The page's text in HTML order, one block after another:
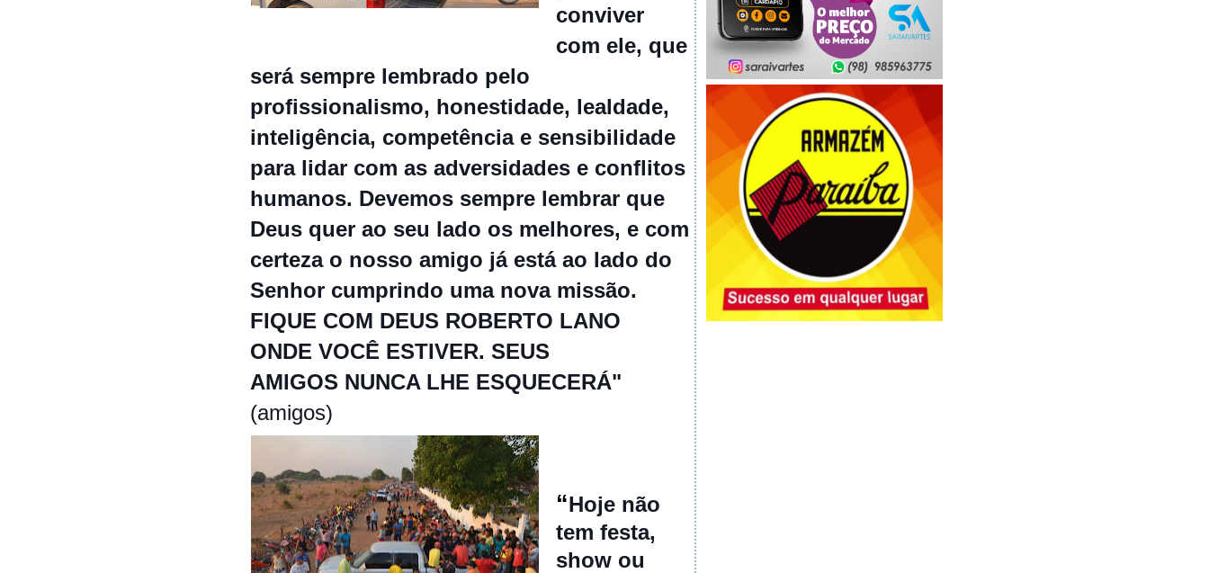
conviver
com ele, que
será sempre lembrado pelo
profissionalismo, honestidade, lealdade,
inteligência, competência e sensibilidade
para lidar com as adversidades e conflitos
humanos. Devemos sempre lembrar que
Deus quer ao seu lado os melhores, e com
certeza o nosso amigo já está ao lado do
Senhor cumprindo uma nova missão.
FIQUE COM DEUS ROBERTO LANO
ONDE VOCÊ ESTIVER. SEUS
AMIGOS NUNCA LHE ESQUECERÁ"
(amigos)
“Hoje não
tem festa,
show ou